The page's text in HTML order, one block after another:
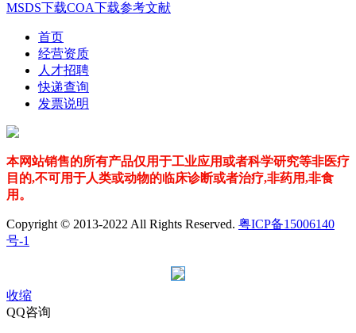
MSDS下载COA下载参考文献
首页
经营资质
人才招聘
快递查询
发票说明
本网站销售的所有产品仅用于工业应用或者科学研究等非医疗
目的,不可用于人类或动物的临床诊断或者治疗,非药用,非食
用。
Copyright © 2013-2022 All Rights Reserved. 粤ICP备15006140
号-1
收缩
QQ咨询